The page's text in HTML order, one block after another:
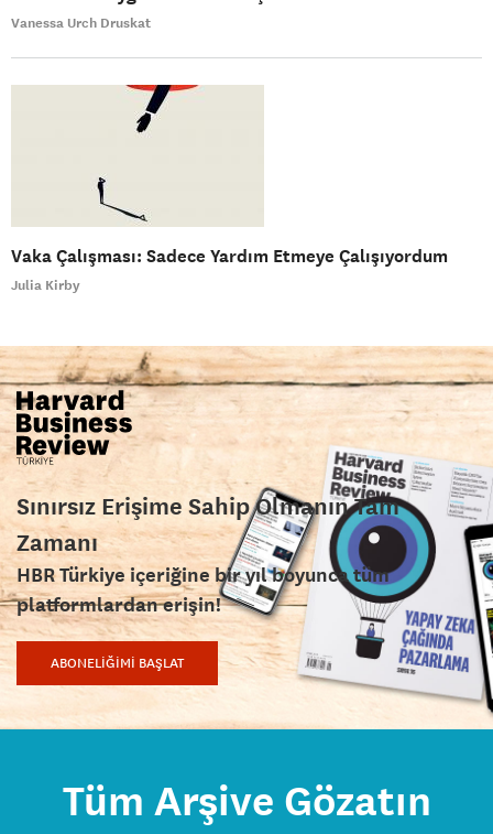
Vanessa Urch Druskat
Vaka Çalışması: Sadece Yardım Etmeye Çalışıyordum
Julia Kirby
Sınırsız Erişime Sahip Olmanın Tam
Zamanı
HBR Türkiye içeriğine bir yıl boyunca tüm
platformlardan erişin!
ABONELİĞİMİ BAŞLAT
Tüm Arşive Gözatın